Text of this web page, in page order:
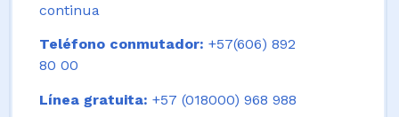
continua
Teléfono conmutador: +57(606) 892
80 00
Línea gratuita: +57 (018000) 968 988